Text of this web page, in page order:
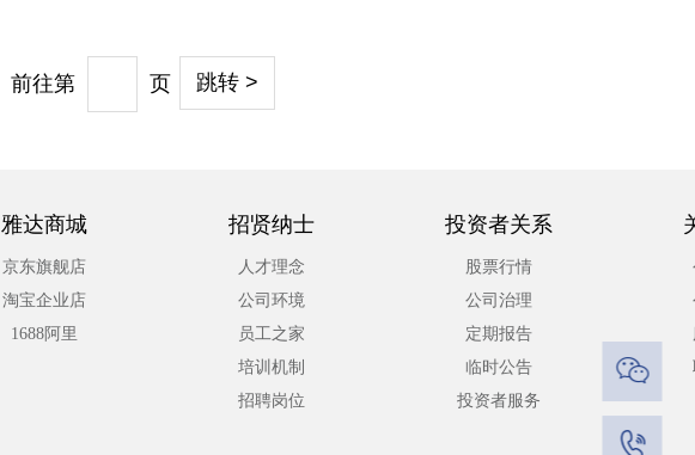


前往第 页 跳转 >
雅达商城
京东旗舰店
淘宝企业店
1688阿里
招贤纳士
人才理念
公司环境
员工之家
培训机制
招聘岗位
投资者关系
股票行情
公司治理
定期报告
临时公告
投资者服务